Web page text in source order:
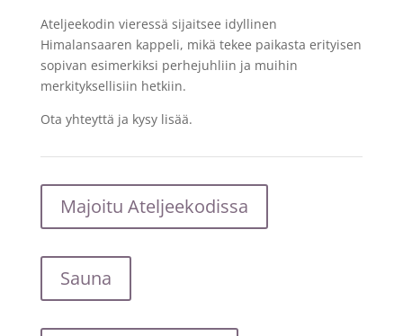
Ateljeekodin vieressä sijaitsee idyllinen
Himalansaaren kappeli, mikä tekee paikasta erityisen
sopivan esimerkiksi perhejuhliin ja muihin
merkityksellisiin hetkiin.
Ota yhteyttä ja kysy lisää.
Majoitu Ateljeekodissa
Sauna